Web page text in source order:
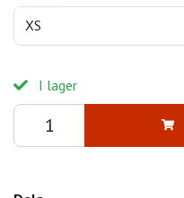
XS
I lager